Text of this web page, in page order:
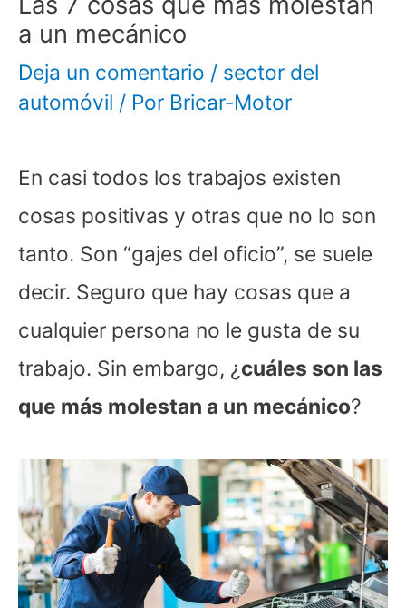
a un mecánico
Deja un comentario / sector del
automóvil / Por Bricar-Motor
En casi todos los trabajos existen
cosas positivas y otras que no lo son
tanto. Son “gajes del oficio”, se suele
decir. Seguro que hay cosas que a
cualquier persona no le gusta de su
trabajo. Sin embargo, ¿cuáles son las
que más molestan a un mecánico?